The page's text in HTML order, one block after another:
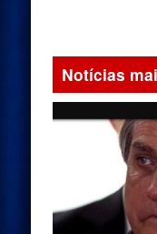
Notícias